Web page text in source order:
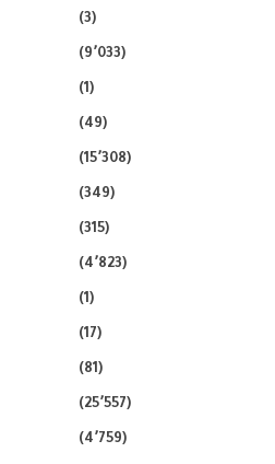
(3)
(9٬033)
(1)
(49)
(15٬308)
(349)
(315)
(4٬823)
(1)
(17)
(81)
(25٬557)
(4٬759)